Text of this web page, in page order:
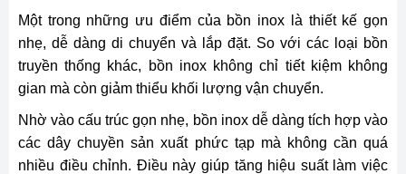
Một trong những ưu điểm của bồn inox là thiết kế gọn
nhẹ, dễ dàng di chuyển và lắp đặt. So với các loại bồn
truyền thống khác, bồn inox không chỉ tiết kiệm không
gian mà còn giảm thiểu khối lượng vận chuyển.
Nhờ vào cấu trúc gọn nhẹ, bồn inox dễ dàng tích hợp vào
các dây chuyền sản xuất phức tạp mà không cần quá
nhiều điều chỉnh. Điều này giúp tăng hiệu suất làm việc